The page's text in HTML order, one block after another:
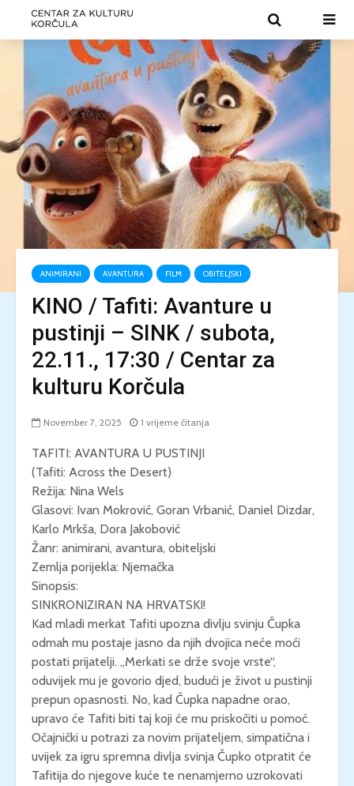
ANIMIRANI AVANTURA FILM OBITELJSKI
KINO / Tafiti: Avanture u
pustinji – SINK / subota,
22.11., 17:30 / Centar za
kulturu Korčula
November 7, 2025 1 vrijeme čitanja
TAFITI: AVANTURA U PUSTINJI
(Tafiti: Across the Desert)
Režija: Nina Wels
Glasovi: Ivan Mokrović, Goran Vrbanić, Daniel Dizdar,
Karlo Mrkša, Dora Jakobović
Žanr: animirani, avantura, obiteljski
Zemlja porijekla: Njemačka
Sinopsis:
SINKRONIZIRAN NA HRVATSKI!
Kad mladi merkat Tafiti upozna divlju svinju Čupka
odmah mu postaje jasno da njih dvojica neće moći
postati prijatelji. „Merkati se drže svoje vrste“,
oduvijek mu je govorio djed, budući je život u pustinji
prepun opasnosti. No, kad Čupka napadne orao,
upravo će Tafiti biti taj koji će mu priskočiti u pomoć.
Očajnički u potrazi za novim prijateljem, simpatična i
uvijek za igru spremna divlja svinja Čupko otpratit će
Tafitija do njegove kuće te nenamjerno uzrokovati